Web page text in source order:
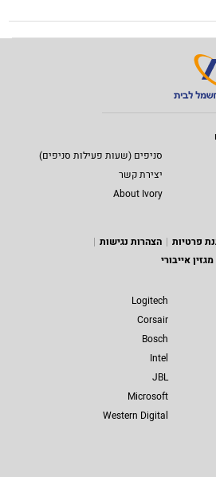
סניפים (שעות פעילות סניפים)
יצירת קשר
About Ivory
פרטיות
הצהרות נגישות
מגזין אייבורי
Logitech
Corsair
Bosch
Intel
JBL
Microsoft
Western Digital